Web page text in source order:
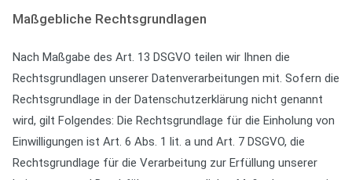
Maßgebliche Rechtsgrundlagen
Nach Maßgabe des Art. 13 DSGVO teilen wir Ihnen die
Rechtsgrundlagen unserer Datenverarbeitungen mit. Sofern die
Rechtsgrundlage in der Datenschutzerklärung nicht genannt
wird, gilt Folgendes: Die Rechtsgrundlage für die Einholung von
Einwilligungen ist Art. 6 Abs. 1 lit. a und Art. 7 DSGVO, die
Rechtsgrundlage für die Verarbeitung zur Erfüllung unserer